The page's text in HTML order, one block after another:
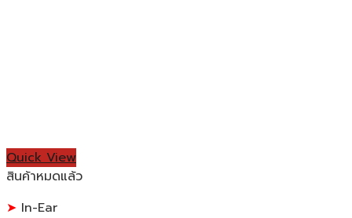
Quick View
สินค้าหมดแล้ว
In-Ear